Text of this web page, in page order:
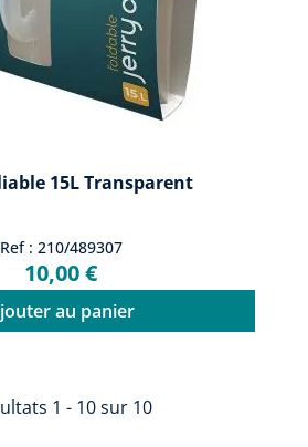
15L Transparent
Ref : 210/489307
10,00 €
au panier
1 - 10 sur 10